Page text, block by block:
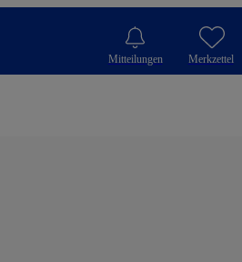
Mitteilungen Merkzettel